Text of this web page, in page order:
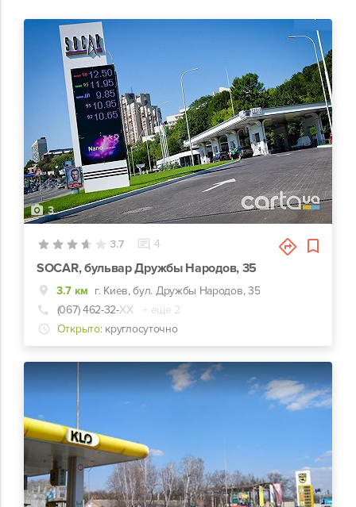
3
3.7 4
SOCAR, бульвар Дружбы Народов, 35
3.7 км г. Киев, бул. Дружбы Народов, 35
(067) 462-32-ХХ
+ еще 2
Открыто: круглосуточно